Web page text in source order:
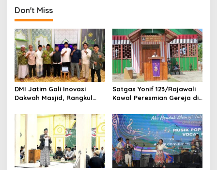
Don't Miss
DMI Jatim Gali Inovasi
Dakwah Masjid, Rangkul
Satgas Yonif 123/Rajawali
Kawal Peresmian Gereja di
Warga Perkuat Stabilitas
Papua Selatan